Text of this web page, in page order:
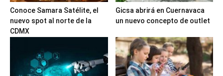
Conoce Samara Satélite, el
nuevo spot al norte de la
CDMX
Gicsa abrirá en Cuernavaca
un nuevo concepto de outlet